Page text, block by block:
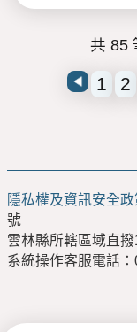
共 85
1 2
隱私權及資訊安全政
號
雲林縣所轄區域直
系統操作客服電話